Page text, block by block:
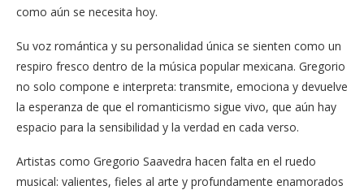
como aún se necesita hoy.
Su voz romántica y su personalidad única se sienten como un
respiro fresco dentro de la música popular mexicana. Gregorio
no solo compone e interpreta: transmite, emociona y devuelve
la esperanza de que el romanticismo sigue vivo, que aún hay
espacio para la sensibilidad y la verdad en cada verso.
Artistas como Gregorio Saavedra hacen falta en el ruedo
musical: valientes, fieles al arte y profundamente enamorados